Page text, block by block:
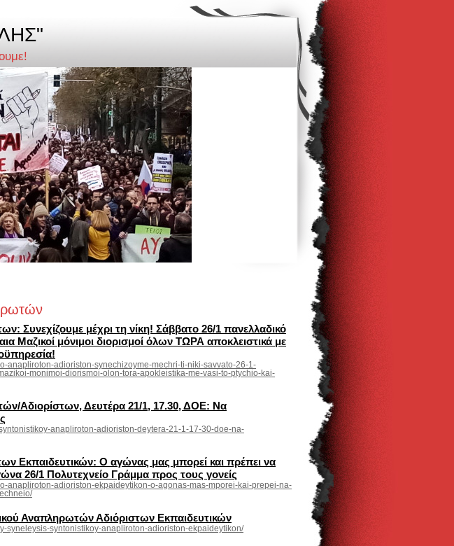
Συνεχίζουμε μέχρι τη νίκη! Σάββατο 26/1 πανελλαδικό
Μαζικοί μόνιμοι διορισμοί όλων ΤΩΡΑ αποκλειστικά με
anapliroton-adioriston-synechizoyme-mechri-ti-niki-savvato-26-1-
monimoi-diorismoi-olon-tora-apokleistika-me-vasi-to-ptychio-kai-
Αδιορίστων, Δευτέρα 21/1, 17.30, ΔΟΕ: Να
anapliroton-adioriston-deytera-21-1-17-30-doe-na-
Εκπαιδευτικών: Ο αγώνας μας μπορεί και πρέπει να
26/1 Πολυτεχνείο Γράμμα προς τους γονείς
anapliroton-adioriston-ekpaideytikon-o-agonas-mas-mporei-kai-prepei-na-
Αναπληρωτών Αδιόριστων Εκπαιδευτικών
syneleysis-syntonistikoy-anapliroton-adioriston-ekpaideytikon/